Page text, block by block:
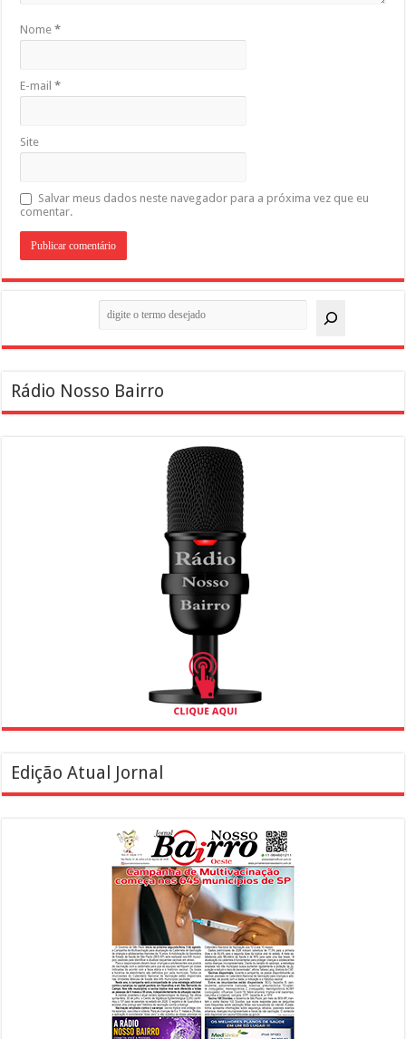
Nome*
E-mail*
Site
Salvar meus dados neste navegador para a próxima vez que eu
comentar.
Rádio Nosso Bairro
Edição Atual Jornal